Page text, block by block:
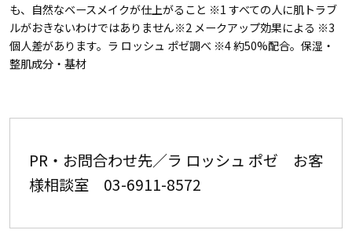
も、自然なベースメイクが仕上がること ※1 すべての人に肌トラブ
ルがおきないわけではありません※2 メークアップ効果による ※3
個人差があります。ラ ロッシュ ポゼ調べ ※4 約50%配合。保湿・
整肌成分・基材
PR・お問合わせ先／ラ ロッシュ ポゼ お客
様相談室 03-6911-8572